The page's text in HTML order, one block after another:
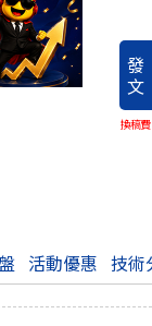
發
文
換稿費
活動優惠 技術